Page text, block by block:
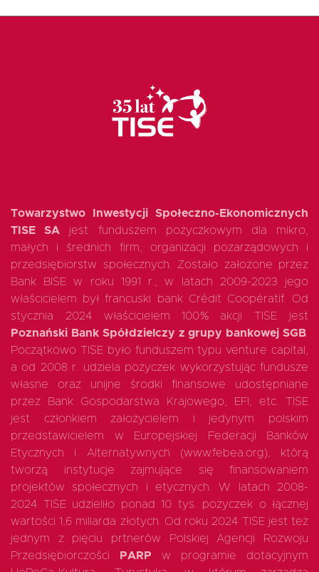
Towarzystwo Inwestycji Społeczno-Ekonomicznych
TISE SA jest funduszem pożyczkowym dla mikro,
małych i średnich firm, organizacji pozarządowych i
przedsiębiorstw społecznych. Zostało założone przez
Bank BISE w roku 1991 r., w latach 2009-2023 jego
właścicielem był francuski bank Crédit Coopératif. Od
stycznia 2024 właścicielem 100% akcji TISE jest
Poznański Bank Spółdzielczy z grupy bankowej SGB
Początkowo TISE było funduszem typu venture capital,
a od 2008 r. udziela pożyczek wykorzystując fundusze
własne oraz unijne środki finansowe udostępniane
przez Bank Gospodarstwa Krajowego, EFI, etc. TISE
jest członkiem założycielem i jedynym polskim
przedstawicielem w Europejskiej Federacji Banków
Etycznych i Alternatywnych (www.febea.org), którą
tworzą instytucje zajmujące się finansowaniem
projektów społecznych i etycznych. W latach 2008-
2024 TISE udzieliło ponad 10 tys. pożyczek o łącznej
wartości 1,6 miliarda złotych. Od roku 2024 TISE jest też
jednym z pięciu prtnerów Polskiej Agencji Rozwoju
Przedsiębiorczości
PARP w programie dotacyjnym